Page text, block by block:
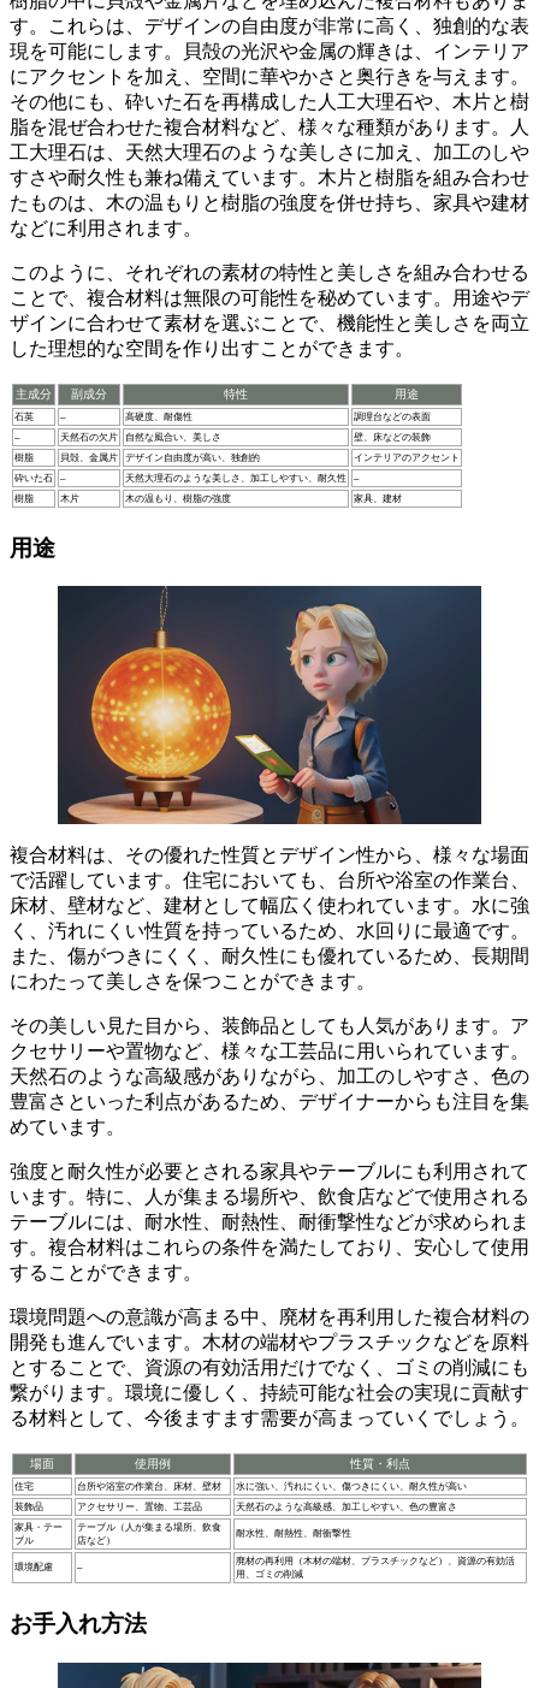
す。これらは、デザインの自由度が非常に高く、独創的な表
現を可能にします。貝殻の光沢や金属の輝きは、インテリア
にアクセントを加え、 空間に華やかさと奥行きを与えます。
その他にも、砕いた石を再構成した人工大理石や、木片と樹
脂を混ぜ合わせた複合材料など、様々な種類があります。人
工大理石は、天然大理石のような美しさに加え、加工のしや
すさや耐久性も兼ね備えています。 木片と樹脂を組み合わせ
たものは、木の温もりと樹脂の強度を併せ持ち、家具や建材
などに利用されます。
このように、それぞれの素材の特性と美しさを組み合わせる
ことで、複合材料は無限の可能性を秘めています。用途やデ
ザインに合わせて素材を選ぶことで、 機能性と美しさを両立
した理想的な空間を作り出すことができます。
主成分 副成分 特性 用途
石英 – 高硬度、耐傷性
調理台などの表面
–
天然石の欠片 自然な風合い、美しさ
壁、床などの装飾
樹脂
貝殻、金属片 デザイン自由度が高い、独創的
インテリアのアクセント
砕いた石
– 天然大理石のような美しさ、加工しやすい、耐久性
–
樹脂
木片 木の温もり、樹脂の強度 家具、建材
用途
複合材料は、その優れた性質とデザイン性から、様々な場面
で活躍しています。住宅においても、 台所や浴室の作業台、
床材、壁材など、建材として幅広く使われています。水に強
く、汚れにくい性質を持っているため、水回りに最適です。
また、傷がつきにくく、耐久性にも優れているため、長期間
にわたって美しさを保つことができます。
その美しい見た目から、装飾品としても人気があります。ア
クセサリーや置物など、様々な工芸品に用いられています。
天然石のような高級感がありながら、加工のしやすさ、色の
豊富さといった利点があるため、デザイナーからも注目を集
めています。
強度と耐久性が必要とされる家具やテーブルにも利用されて
います。特に、人が集まる場所や、飲食店などで使用される
テーブルには、耐水性、耐熱性、耐衝撃性などが求められま
す。複合材料はこれらの条件を満たしており、安心して使用
することができます。
環境問題への意識が高まる中、 廃材を再利用した複合材料の
開発も進んでいます。木材の端材やプラスチックなどを原料
とすることで、資源の有効活用だけでなく、ゴミの削減にも
繋がります。環境に優しく、持続可能な社会の実現に貢献す
る材料として、今後ますます需要が高まっていくでしょう。
場面 使用例 性質・利点
住宅 台所や浴室の作業台、床材、壁材
水に強い、汚れにくい、傷つきにくい、耐久性が高い
装飾品
アクセサリー、置物、工芸品
天然石のような高級感、加工しやすい、色の豊富さ
家具・テー
ブル
テーブル（人が集まる場所、飲食
店など）
耐水性、耐熱性、耐衝撃性
環境配慮 –
廃材の再利用（木材の端材、プラスチックなど）、資源の有効活
用、ゴミの削減
お手入れ方法